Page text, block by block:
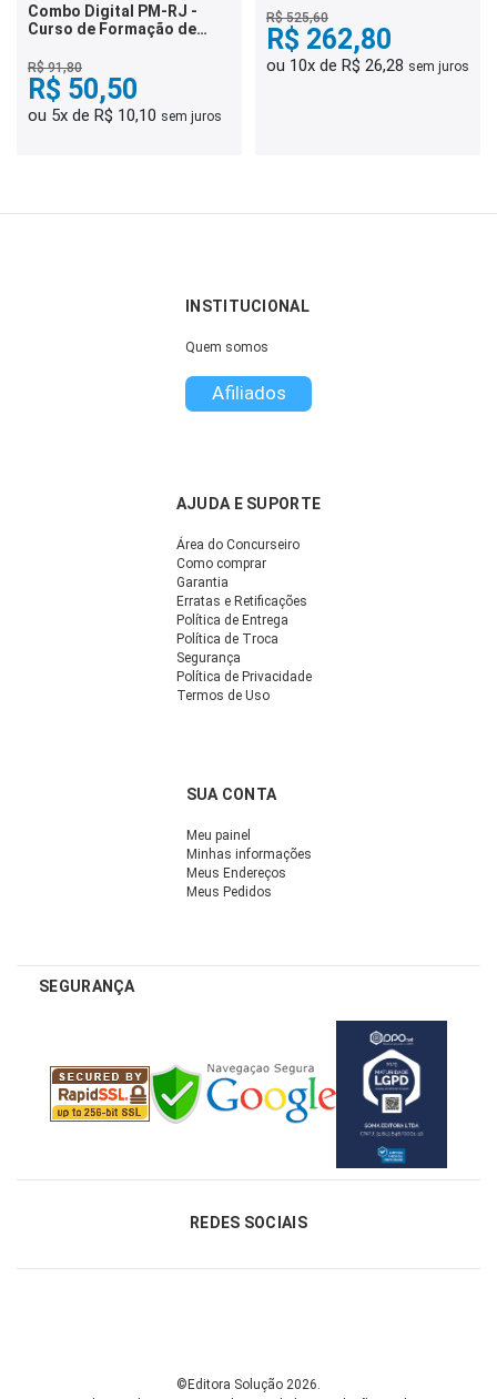
Combo Digital PM-RJ -
Curso de Formação de
R$ 91,80
R$ 50,50
ou 5x de R$ 10,10 sem juros
R$ 525,60
R$ 262,80
ou 10x de R$ 26,28 sem juros
INSTITUCIONAL
Quem somos
Afiliados
AJUDA E SUPORTE
Área do Concurseiro
Como comprar
Garantia
Erratas e Retificações
Política de Entrega
Política de Troca
Segurança
Política de Privacidade
Termos de Uso
SUA CONTA
Meu painel
Minhas informações
Meus Endereços
Meus Pedidos
SEGURANÇA
REDES SOCIAIS
©Editora Solução 2026.